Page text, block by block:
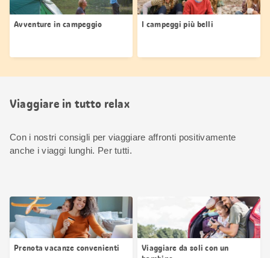
Avventure in campeggio I campeggi più belli
Viaggiare in tutto relax
Con i nostri consigli per viaggiare affronti positivamente
anche i viaggi lunghi. Per tutti.
Prenota vacanze convenienti
Viaggiare da soli con un